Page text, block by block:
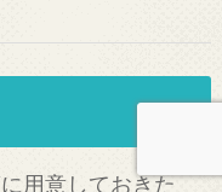
用意しておきた